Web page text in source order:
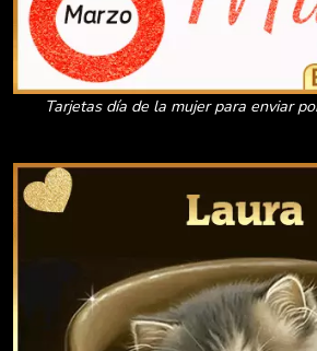
Tarjetas día de la mujer para enviar